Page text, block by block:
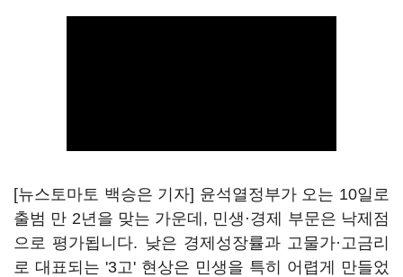
[뉴스토마토 백승은 기자] 윤석열정부가 오는 10일로
출범 만 2년을 맞는 가운데, 민생·경제 부문은 낙제점
으로 평가됩니다. 낮은 경제성장률과 고물가·고금리
로 대표되는 '3고' 현상은 민생을 특히 어렵게 만들었